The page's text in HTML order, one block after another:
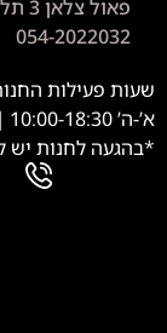
פאול צלאן 3 תל אביב
054-2022032
שעות פעילות
א’-ה’ 10:00-18:30 | ימי שישי: 10:00-14:00
*בהגעה לחנות יש